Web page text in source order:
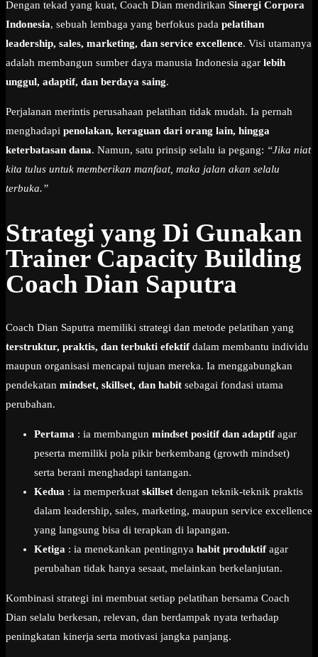
Dengan tekad yang kuat, Coach Dian mendirikan Sinergi Corpora
Indonesia, sebuah lembaga yang berfokus pada pelatihan
leadership, sales, marketing, dan service excellence. Visi utamanya
adalah membangun sumber daya manusia Indonesia agar lebih
unggul, adaptif, dan berdaya saing.
Perjalanan merintis perusahaan pelatihan tidak mudah. Ia pernah
menghadapi penolakan, keraguan dari orang lain, hingga
keterbatasan dana. Namun, satu prinsip selalu ia pegang: “Jika niat
kita tulus untuk memberikan manfaat, maka jalan akan selalu
terbuka.”
Strategi yang Di Gunakan
Trainer Capacity Building
Coach Dian Saputra
Coach Dian Saputra memiliki strategi dan metode pelatihan yang
terstruktur, praktis, dan terbukti efektifdalam membantu individu
maupun organisasi mencapai tujuan mereka. Ia menggabungkan
pendekatan mindset, skillset, dan habit sebagai fondasi utama
perubahan.
Pertama : ia membangun mindset positif dan adaptifagar
peserta memiliki pola pikir berkembang (growth mindset)
serta berani menghadapi tantangan.
Kedua : ia memperkuat skillset dengan teknik-teknik praktis
dalam leadership, sales, marketing, maupun service excellence
yang langsung bisa di terapkan di lapangan.
Ketiga : ia menekankan pentingnya habit produktifagar
perubahan tidak hanya sesaat, melainkan berkelanjutan.
Kombinasi strategi ini membuat setiap pelatihan bersama Coach
Dian selalu berkesan, relevan, dan berdampak nyata terhadap
peningkatan kinerja serta motivasi jangka panjang.